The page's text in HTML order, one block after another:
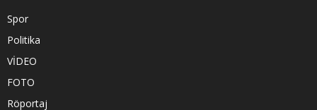
Spor
Politika
VİDEO
FOTO
Röportaj